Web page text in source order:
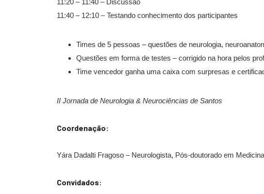
11:20 – 11:40 – Discussão
11:40 – 12:10 – Testando conhecimento dos participantes
Times de 5 pessoas – questões de neurologia,
Questões em forma de testes – corrigido na hora pelos
Time vencedor ganha uma caixa com surpresas e
II Jornada de Neurologia & Neurociências de Santos
Coordenação:
Yára Dadalti Fragoso – Neurologista, Pós-doutorado em
Convidados: